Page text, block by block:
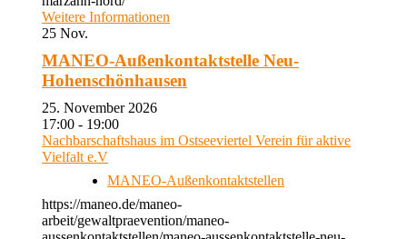
Weitere Informationen
25 Nov.
MANEO-Außenkontaktstelle Neu-
Hohenschönhausen
25. November 2026
17:00 - 19:00
Nachbarschaftshaus im Ostseeviertel Verein für aktive
Vielfalt e.V
MANEO-Außenkontaktstellen
https://maneo.de/maneo-
arbeit/gewaltpraevention/maneo-